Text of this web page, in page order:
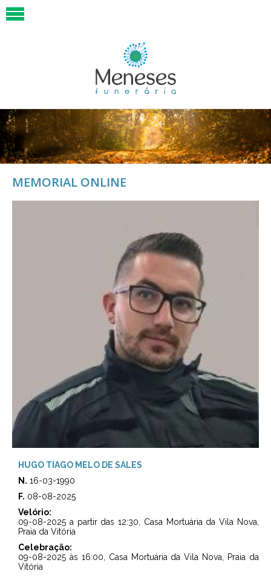
MEMORIAL ONLINE
HUGO TIAGO MELO DE SALES
N. 16-03-1990
F. 08-08-2025
Velório:
09-08-2025 a partir das 12:30, Casa Mortuária da Vila Nova,
Praia da Vitória
Celebração:
09-08-2025 às 16:00, Casa Mortuária da Vila Nova, Praia da
Vitória